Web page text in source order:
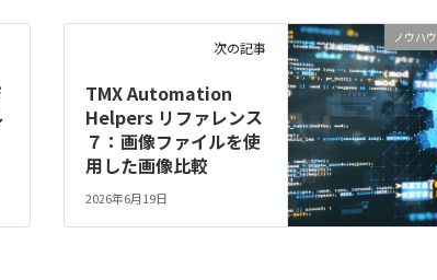
ノウハウ
次の記事
TMX Automation
Helpers リファレンス
７：画像ファイルを使
用した画像比較
2026年6月19日